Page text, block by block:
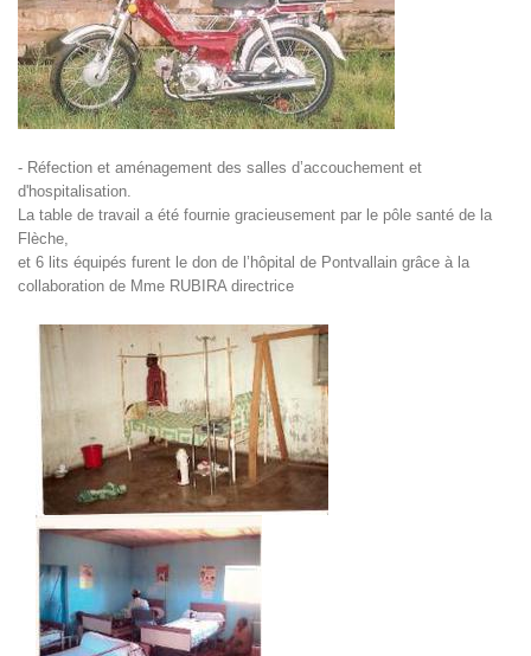
- Réfection et aménagement des salles d’accouchement et
d'hospitalisation.
La table de travail a été fournie gracieusement par le pôle santé de la
Flèche,
et 6 lits équipés furent le don de l’hôpital de Pontvallain grâce à la
collaboration de Mme RUBIRA directrice